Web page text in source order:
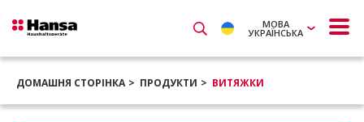
МОВА
УКРАЇНСЬКА
ДОМАШНЯ СТОРІНКА ПРОДУКТИ ВИТЯЖКИ